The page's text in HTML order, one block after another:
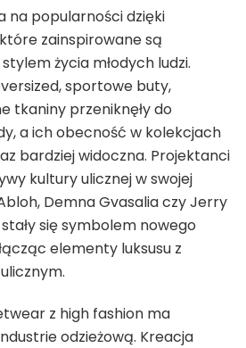
na popularności dzięki
zainspirowane są
życia młodych ludzi.
sportowe buty,
tkaniny przeniknęły do
a ich obecność w kolekcjach
bardziej widoczna. Projektanci
kultury ulicznej w swojej
Demna Gvasalia czy Jerry
się symbolem nowego
elementy luksusu z
z high fashion ma
odzieżową. Kreacja